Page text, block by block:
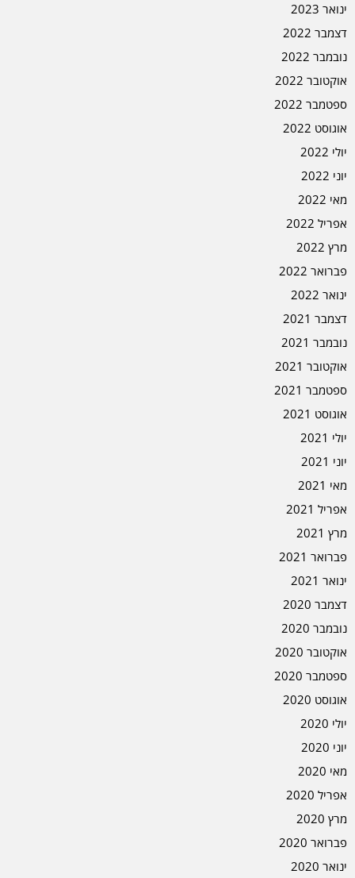
ינואר 2023
דצמבר 2022
נובמבר 2022
אוקטובר 2022
ספטמבר 2022
אוגוסט 2022
יולי 2022
יוני 2022
מאי 2022
אפריל 2022
מרץ 2022
פברואר 2022
ינואר 2022
דצמבר 2021
נובמבר 2021
אוקטובר 2021
ספטמבר 2021
אוגוסט 2021
יולי 2021
יוני 2021
מאי 2021
אפריל 2021
מרץ 2021
פברואר 2021
ינואר 2021
דצמבר 2020
נובמבר 2020
אוקטובר 2020
ספטמבר 2020
אוגוסט 2020
יולי 2020
יוני 2020
מאי 2020
אפריל 2020
מרץ 2020
פברואר 2020
ינואר 2020